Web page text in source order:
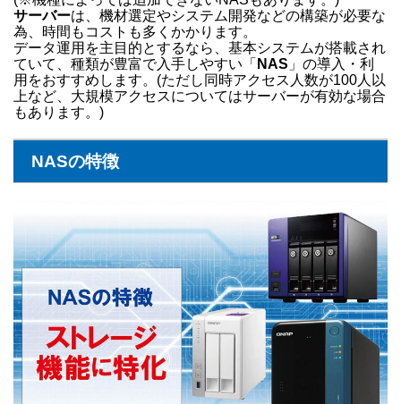
サーバーは、機材選定やシステム開発などの構築が必要な
為、時間もコストも多くかかります。
データ運用を主目的とするなら、基本システムが搭載され
ていて、種類が豊富で入手しやすい「 NAS 」の導入・利
用をおすすめします。(ただし同時アクセス人数が100人以
上など、大規模アクセスについてはサーバーが有効な場合
もあります。)
NASの特徴